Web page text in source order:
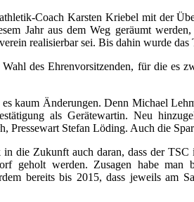
Coach Karsten Kriebel mit der
Jahr aus dem Weg geräumt
realisierbar sei. Bis dahin wurde
des Ehrenvorsitzenden, für die es
kaum Änderungen. Denn Michael
als Gerätewartin. Neu
Pressewart Stefan Löding. Auch die
die Zukunft auch daran, dass der
geholt werden. Zusagen habe
bereits bis 2015, dass jeweils